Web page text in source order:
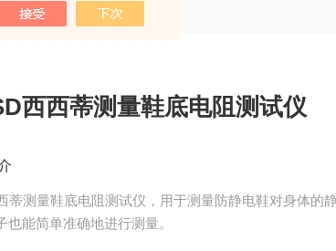
西西蒂测量鞋底电阻测试仪
蒂测量鞋底电阻测试仪，用于测量防静电鞋对身体的
也能简单准确地进行测量。